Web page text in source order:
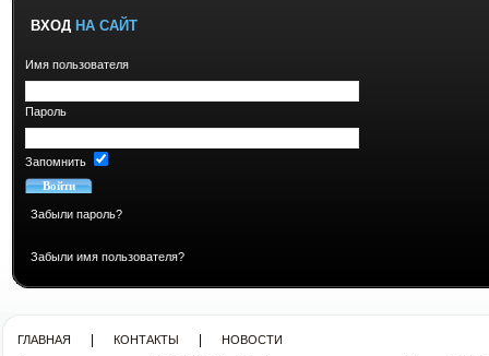
ВХОД НА САЙТ
Имя пользователя
Пароль
Запомнить
Забыли пароль?
Забыли имя пользователя?
ГЛАВНАЯ КОНТАКТЫ НОВОСТИ